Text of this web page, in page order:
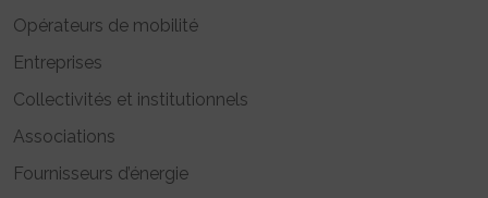
Opérateurs de mobilité
Entreprises
Collectivités et institutionnels
Associations
Fournisseurs d’énergie